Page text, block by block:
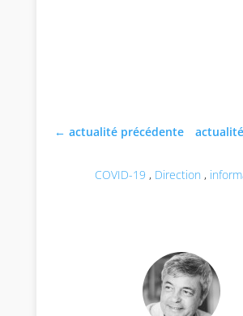
←actualité précédente
COVID-19 , Direction ,